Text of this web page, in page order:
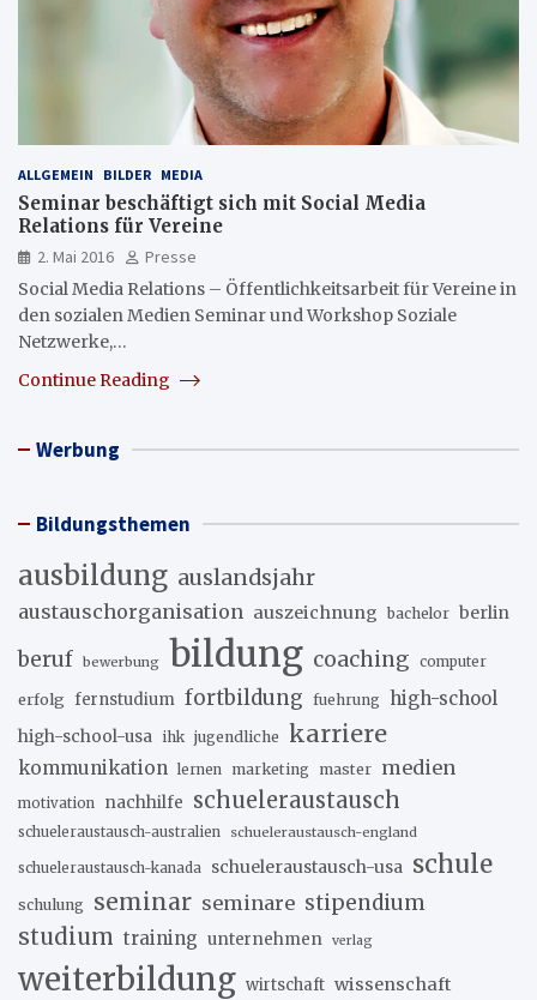
ALLGEMEIN BILDER MEDIA
Seminar beschäftigt sich mit Social Media
Relations für Vereine
2. Mai 2016
Presse
Social Media Relations – Öffentlichkeitsarbeit für Vereine in
den sozialen Medien Seminar und Workshop Soziale
Netzwerke,…
Continue Reading
Werbung
Bildungsthemen
ausbildung auslandsjahr
austauschorganisation auszeichnung bachelor berlin
beruf bewerbung bildung coaching computer
erfolg fernstudium fortbildung fuehrung high-school
high-school-usa ihk jugendliche karriere
kommunikation lernen marketing master medien
motivation nachhilfe schueleraustausch
schueleraustausch-australien schueleraustausch-england
schueleraustausch-kanada schueleraustausch-usa schule
schulung seminar seminare stipendium
studium training unternehmen verlag
weiterbildung wirtschaft wissenschaft